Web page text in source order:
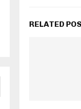
RELATED